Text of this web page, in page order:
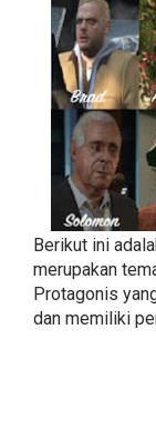
Berikut ini
merupakan
Protagonis
dan memiliki